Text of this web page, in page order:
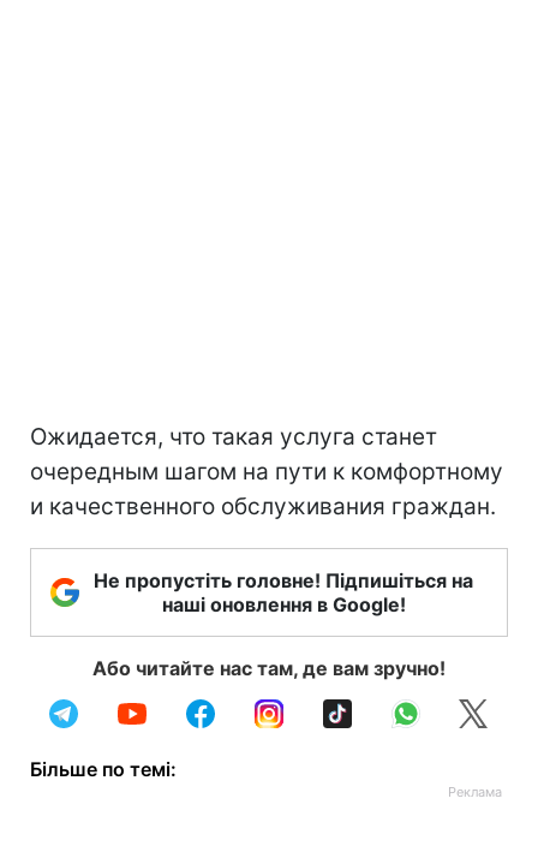
Ожидается, что такая услуга станет
очередным шагом на пути к комфортному
и качественного обслуживания граждан.
Не пропустіть головне! Підпишіться на
наші оновлення в Google!
Або читайте нас там, де вам зручно!
Більше по темі: